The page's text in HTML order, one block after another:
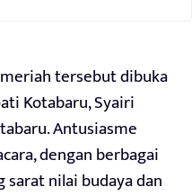
tersebut dibuka
Kotabaru, Syairi
Antusiasme
dengan berbagai
nilai budaya dan